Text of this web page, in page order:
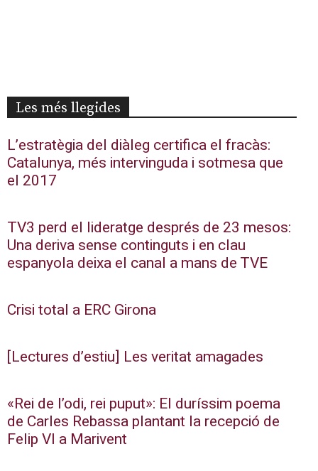
Les més llegides
L’estratègia del diàleg certifica el fracàs:
Catalunya, més intervinguda i sotmesa que
el 2017
TV3 perd el lideratge després de 23 mesos:
Una deriva sense continguts i en clau
espanyola deixa el canal a mans de TVE
Crisi total a ERC Girona
[Lectures d’estiu] Les veritat amagades
«Rei de l’odi, rei puput»: El duríssim poema
de Carles Rebassa plantant la recepció de
Felip VI a Marivent